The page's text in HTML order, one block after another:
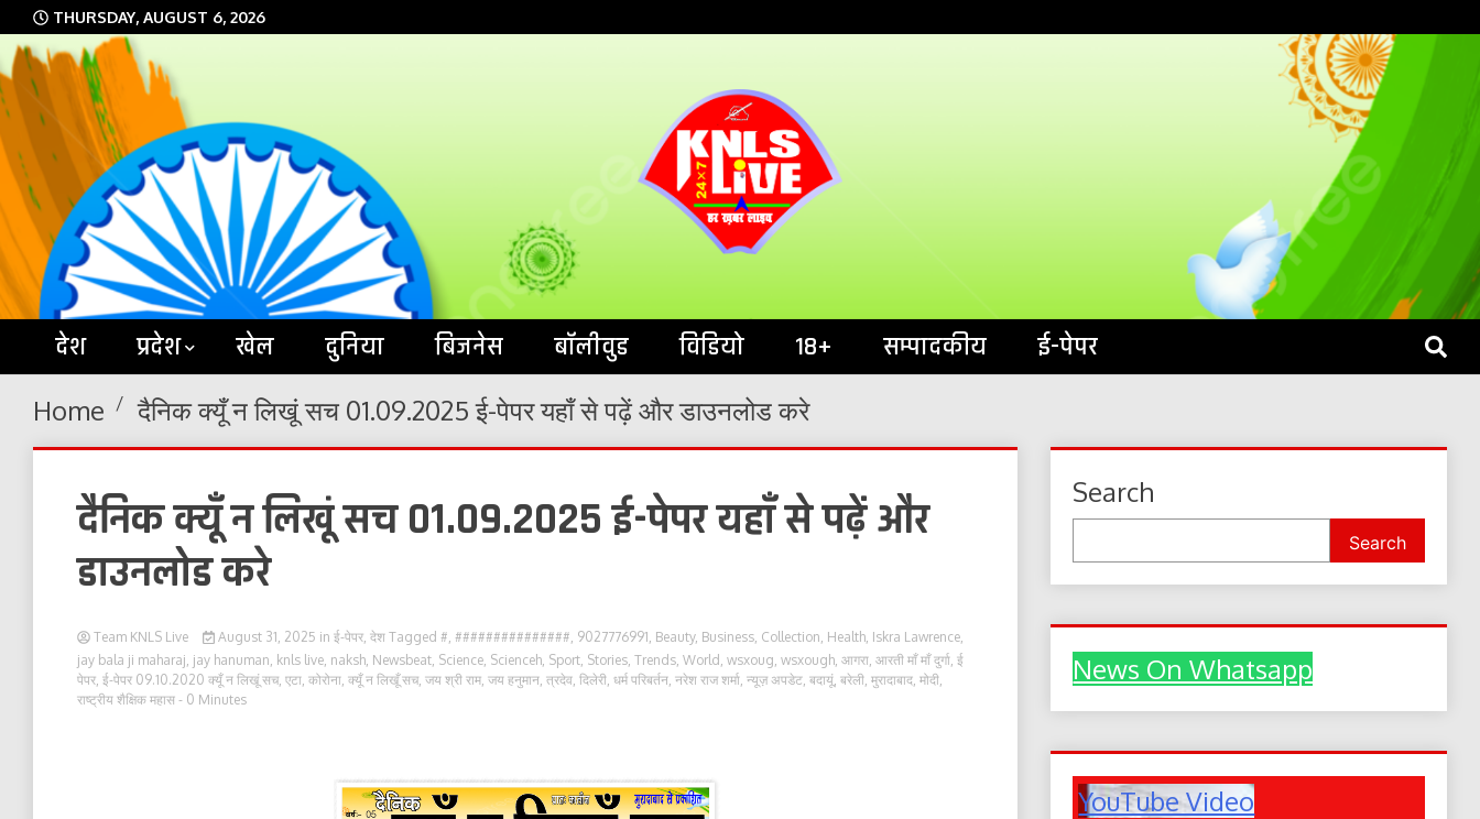
Skip
to
content
THURSDAY, AUGUST 6, 2026
KNLS LIVE
देश प्रदेश खेल दुनिया बिजनेस बॉलीवुड विडियो 18+ सम्पादकीय ई-पेपर
Home दैनिक क्यूँ न लिखूं सच 01.09.2025 ई-पेपर यहाँ से पढ़ें और डाउनलोड करे
दैनिक क्यूँ न लिखूं सच 01.09.2025 ई-पेपर यहाँ से पढ़ें और
डाउनलोड करे
Team KNLS Live August 31, 2025 in ई-पेपर, देश Tagged #, ###############, 9027776991, Beauty, Business, Collection, Health, Iskra Lawrence,
jay bala ji maharaj, jay hanuman, knls live, naksh, Newsbeat, Science, Scienceh, Sport, Stories, Trends, World , wsxoug, wsxough, आगरा, आरती माँ माँ दुर्गा, ई
पेपर, ई-पेपर 09.10.2020 क्यूँ न लिखूं सच, एटा, कोरोना, क्यूँ न लिखूँ सच, जय श्री राम, जय हनुमान, त्रदेव, दिलेरी, धर्म परिबर्तन, नरेश राज शर्मा, न्यूज़ अपडेट, बदायूं, बरेली, मुरादाबाद, मोदी,
राष्ट्रीय शैक्षिक महास - 0 Minutes
Search
Search
News On Whatsapp
YouTube Video